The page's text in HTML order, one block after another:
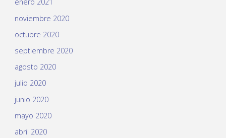
enero 2021
noviembre 2020
octubre 2020
septiembre 2020
agosto 2020
julio 2020
junio 2020
mayo 2020
abril 2020